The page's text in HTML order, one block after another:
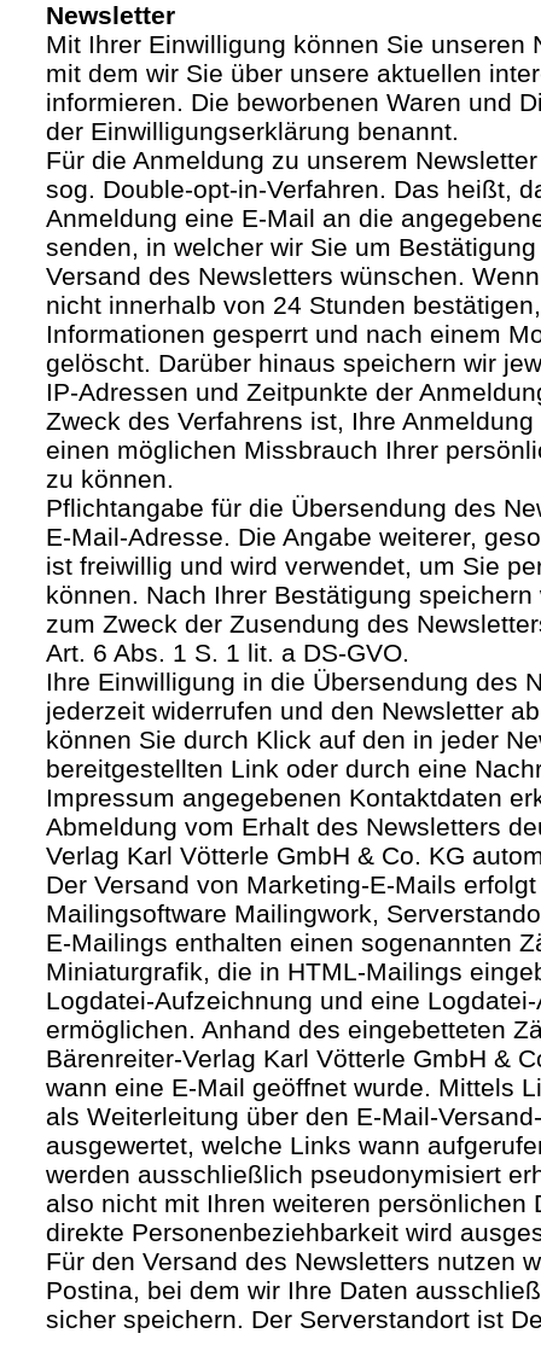
Newsletter
Mit Ihrer Einwilligung können Sie unseren
mit dem wir Sie über unsere aktuellen
informieren. Die beworbenen Waren und
der Einwilligungserklärung benannt.
Für die Anmeldung zu unserem
sog. Double-opt-in-Verfahren. Das heißt,
Anmeldung eine E-Mail an die
senden, in welcher wir Sie um
Versand des Newsletters wünschen.
nicht innerhalb von 24 Stunden
Informationen gesperrt und nach einem
gelöscht. Darüber hinaus speichern wir
IP-Adressen und Zeitpunkte der
Zweck des Verfahrens ist, Ihre
einen möglichen Missbrauch Ihrer
zu können.
Pflichtangabe für die Übersendung des
E-Mail-Adresse. Die Angabe weiterer,
ist freiwillig und wird verwendet, um Sie
können. Nach Ihrer Bestätigung
zum Zweck der Zusendung des
Art. 6 Abs. 1 S. 1 lit. a DS-GVO.
Ihre Einwilligung in die Übersendung des
jederzeit widerrufen und den Newsletter
können Sie durch Klick auf den in jeder
bereitgestellten Link oder durch eine
Impressum angegebenen Kontaktdaten
Abmeldung vom Erhalt des Newsletters
Verlag Karl Vötterle GmbH & Co. KG
Der Versand von Marketing-E-Mails
Mailingsoftware Mailingwork,
E-Mailings enthalten einen sogenannten
Miniaturgrafik, die in HTML-Mailings
Logdatei-Aufzeichnung und eine
ermöglichen. Anhand des eingebetteten
Bärenreiter-Verlag Karl Vötterle GmbH &
wann eine E-Mail geöffnet wurde. Mittels
als Weiterleitung über den E-Mail-
ausgewertet, welche Links wann
werden ausschließlich pseudonymisiert
also nicht mit Ihren weiteren persönlichen
direkte Personenbeziehbarkeit wird
Für den Versand des Newsletters nutzen
Postina, bei dem wir Ihre Daten
sicher speichern. Der Serverstandort ist